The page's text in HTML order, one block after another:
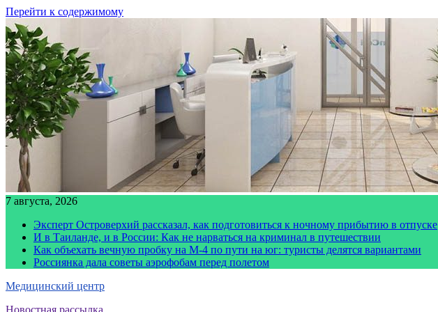
Перейти к содержимому
7 августа, 2026
Эксперт Островерхий рассказал, как подготовиться к ночному прибытию в отпуске
И в Таиланде, и в России: Как не нарваться на криминал в путешествии
Как объехать вечную пробку на М-4 по пути на юг: туристы делятся вариантами
Россиянка дала советы аэрофобам перед полетом
Медицинский центр
Новостная рассылка